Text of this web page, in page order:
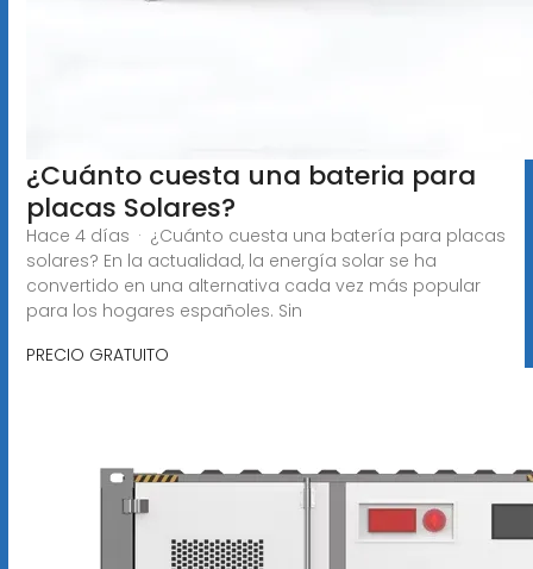
¿Cuánto cuesta una bateria para
placas Solares?
Hace 4 días · ¿Cuánto cuesta una batería para placas
solares? En la actualidad, la energía solar se ha
convertido en una alternativa cada vez más popular
para los hogares españoles. Sin
PRECIO GRATUITO